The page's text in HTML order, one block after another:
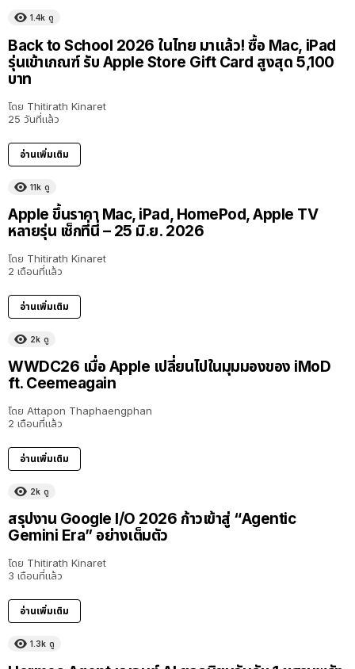
1.4k ดู
Back to School 2026 ในไทย มาแล้ว! ซื้อ Mac, iPad
รุ่นเข้าเกณฑ์ รับ Apple Store Gift Card สูงสุด 5,100
บาท
โดย Thitirath Kinaret
25 วันที่แล้ว
อ่านเพิ่มเติม
11k ดู
Apple ขึ้นราคา Mac, iPad, HomePod, Apple TV
หลายรุ่น เช็กที่นี่ – 25 มิ.ย. 2026
โดย Thitirath Kinaret
2 เดือนที่แล้ว
อ่านเพิ่มเติม
2k ดู
WWDC26 เมื่อ Apple เปลี่ยนไปในมุมมองของ iMoD
ft. Ceemeagain
โดย Attapon Thaphaengphan
2 เดือนที่แล้ว
อ่านเพิ่มเติม
2k ดู
สรุปงาน Google I/O 2026 ก้าวเข้าสู่ “Agentic
Gemini Era” อย่างเต็มตัว
โดย Thitirath Kinaret
3 เดือนที่แล้ว
อ่านเพิ่มเติม
1.3k ดู